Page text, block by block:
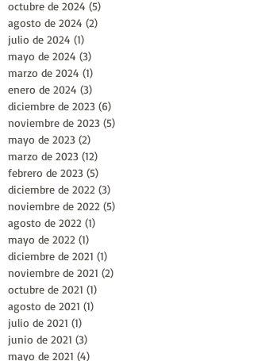
octubre de 2024 (5)
agosto de 2024 (2)
julio de 2024 (1)
mayo de 2024 (3)
marzo de 2024 (1)
enero de 2024 (3)
diciembre de 2023 (6)
noviembre de 2023 (5)
mayo de 2023 (2)
marzo de 2023 (12)
febrero de 2023 (5)
diciembre de 2022 (3)
noviembre de 2022 (5)
agosto de 2022 (1)
mayo de 2022 (1)
diciembre de 2021 (1)
noviembre de 2021 (2)
octubre de 2021 (1)
agosto de 2021 (1)
julio de 2021 (1)
junio de 2021 (3)
mayo de 2021 (4)